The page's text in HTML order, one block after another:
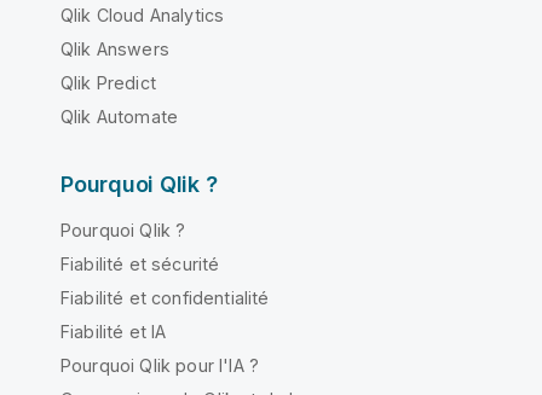
Qlik Cloud Analytics
Qlik Answers
Qlik Predict
Qlik Automate
Pourquoi Qlik ?
Pourquoi Qlik ?
Fiabilité et sécurité
Fiabilité et confidentialité
Fiabilité et IA
Pourquoi Qlik pour l'IA ?